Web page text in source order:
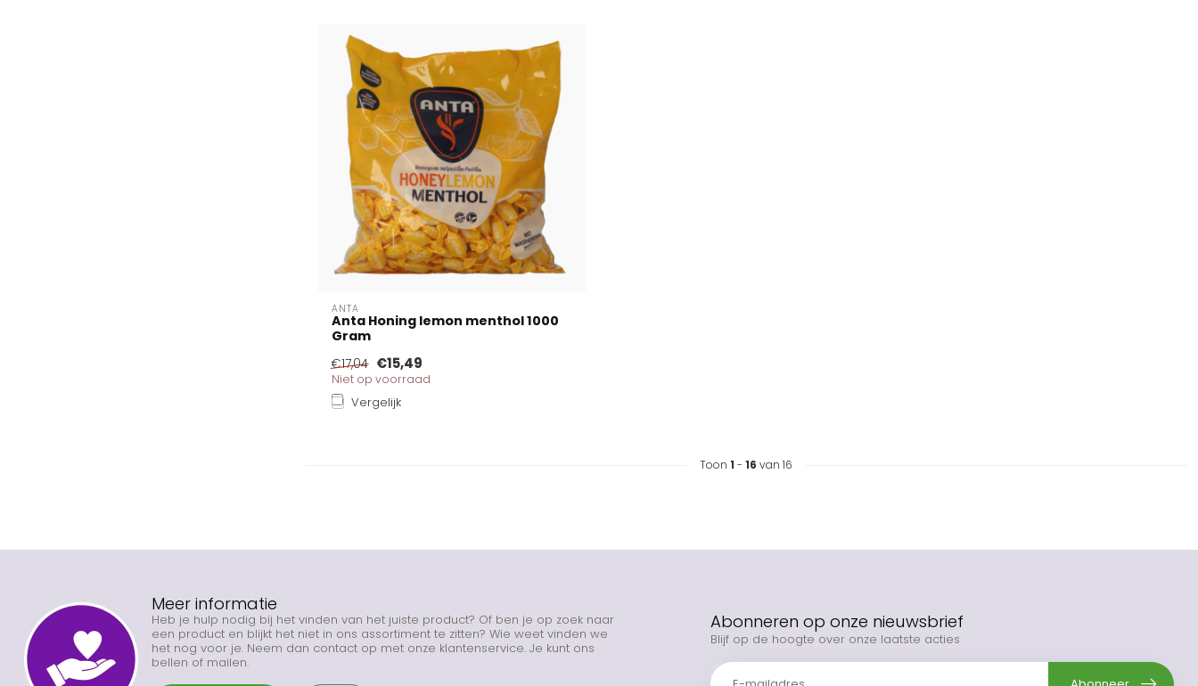
ANTA
Anta Honing lemon menthol 1000
Gram
€17,04 €15,49
Niet op voorraad
Vergelijk
Toon 1 - 16 van 16
Meer informatie
Heb je hulp nodig bij het vinden van het juiste product? Of ben je op zoek naar
een product en blijkt het niet in ons assortiment te zitten? Wie weet vinden we
het nog voor je. Neem dan contact op met onze klantenservice. Je kunt ons
bellen of mailen.
Abonneren op onze nieuwsbrief
Blijf op de hoogte over onze laatste acties